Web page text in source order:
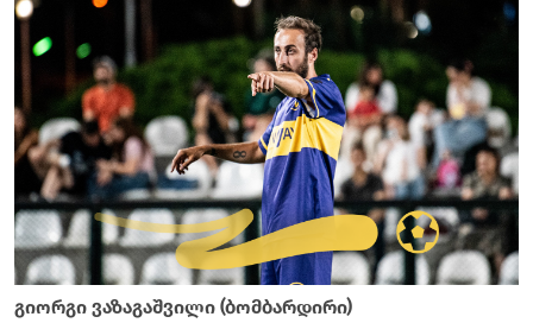
გიორგი ვაზაგაშვილი (ბომბარდირი)